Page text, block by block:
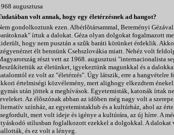
augusztusa
volt annak, hogy egy életérzésnek ad hangot?
gondolkoztunk ezen. Albérlõtársammal, Bereményi Gézával
írtuk a dalokat. Géza olyan dolgokat fogalmazott
hogy nem pusztán a szûk baráti körünket érdeklik.
élt bennünk Csehszlovákia miatt. Nehéz volt
részt vett az 1968. augusztusi "internacionalista
az életünket, igyekeztünk magunkkal és a
ez volt az "életérzés". Úgy látszik, erre a hangvételre
értelmiségi közvélemény, mert alighogy elkezdtem
után jöttek a meghívások. Egyetemisták, katonák írtak
Az élõszónak abban az idõben még nagy volt a
színház, az egyetemistaklub és a kultúrház, ahol az
mert volt ideje és igénye a kultúrára, az új hírre. A
stílusban foglalkozott ezekkel a dolgokkal. A dalokat
és ez volt a lényeg.